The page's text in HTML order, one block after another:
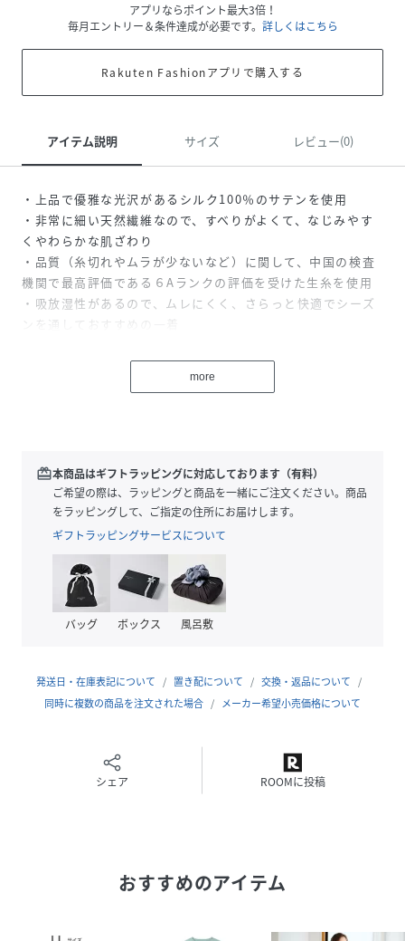
アプリならポイント最大3倍！
毎月エントリー＆条件達成が必要です。 詳しくはこちら
Rakuten Fashionアプリで購入する
アイテム説明 サイズ レビュー(0)
・上品で優雅な光沢があるシルク100％のサテンを使用
・非常に細い天然繊維なので、すべりがよくて、なじみやす
くやわらかな肌ざわり
・品質（糸切れやムラが少ないなど）に関して、中国の検査
機関で最高評価である６Aランクの評価を受けた生糸を使用
・吸放湿性があるので、ムレにくく、さらっと快適でシーズ
ンを通しておすすめの一着
ラインに自然に沿って着ごこちがよい
・脇の縫い目が重なりにくく肌あたりがよい
・ウエストゴムを２本使っているので、おなかまわりをしめ
つけにくい
※お洗濯は、必ず「取扱い表示」にしたがってください。
睡眠科学は、株式会社ワコール(Wacoal)の商品です。
性別タイプ レディース
素材 絹100%
クリーニング
手洗い可・ドライクリーニング可
※お洗濯は、必ず「取り扱い表示」にしたがっ
more
redeem本商品はギフトラッピングに対応しております（有料）
ご希望の際は、ラッピングと商品を一緒にご注文ください。商品
をラッピングして、ご指定の住所にお届けします。
ギフトラッピングサービスについて
バッグ ボックス 風呂敷
発送日・在庫表記について 置き配について
交換・返品について
同時に複数の商品を注文された場合
メーカー希望小売価格について
シェア ROOMに投稿
おすすめのアイテム